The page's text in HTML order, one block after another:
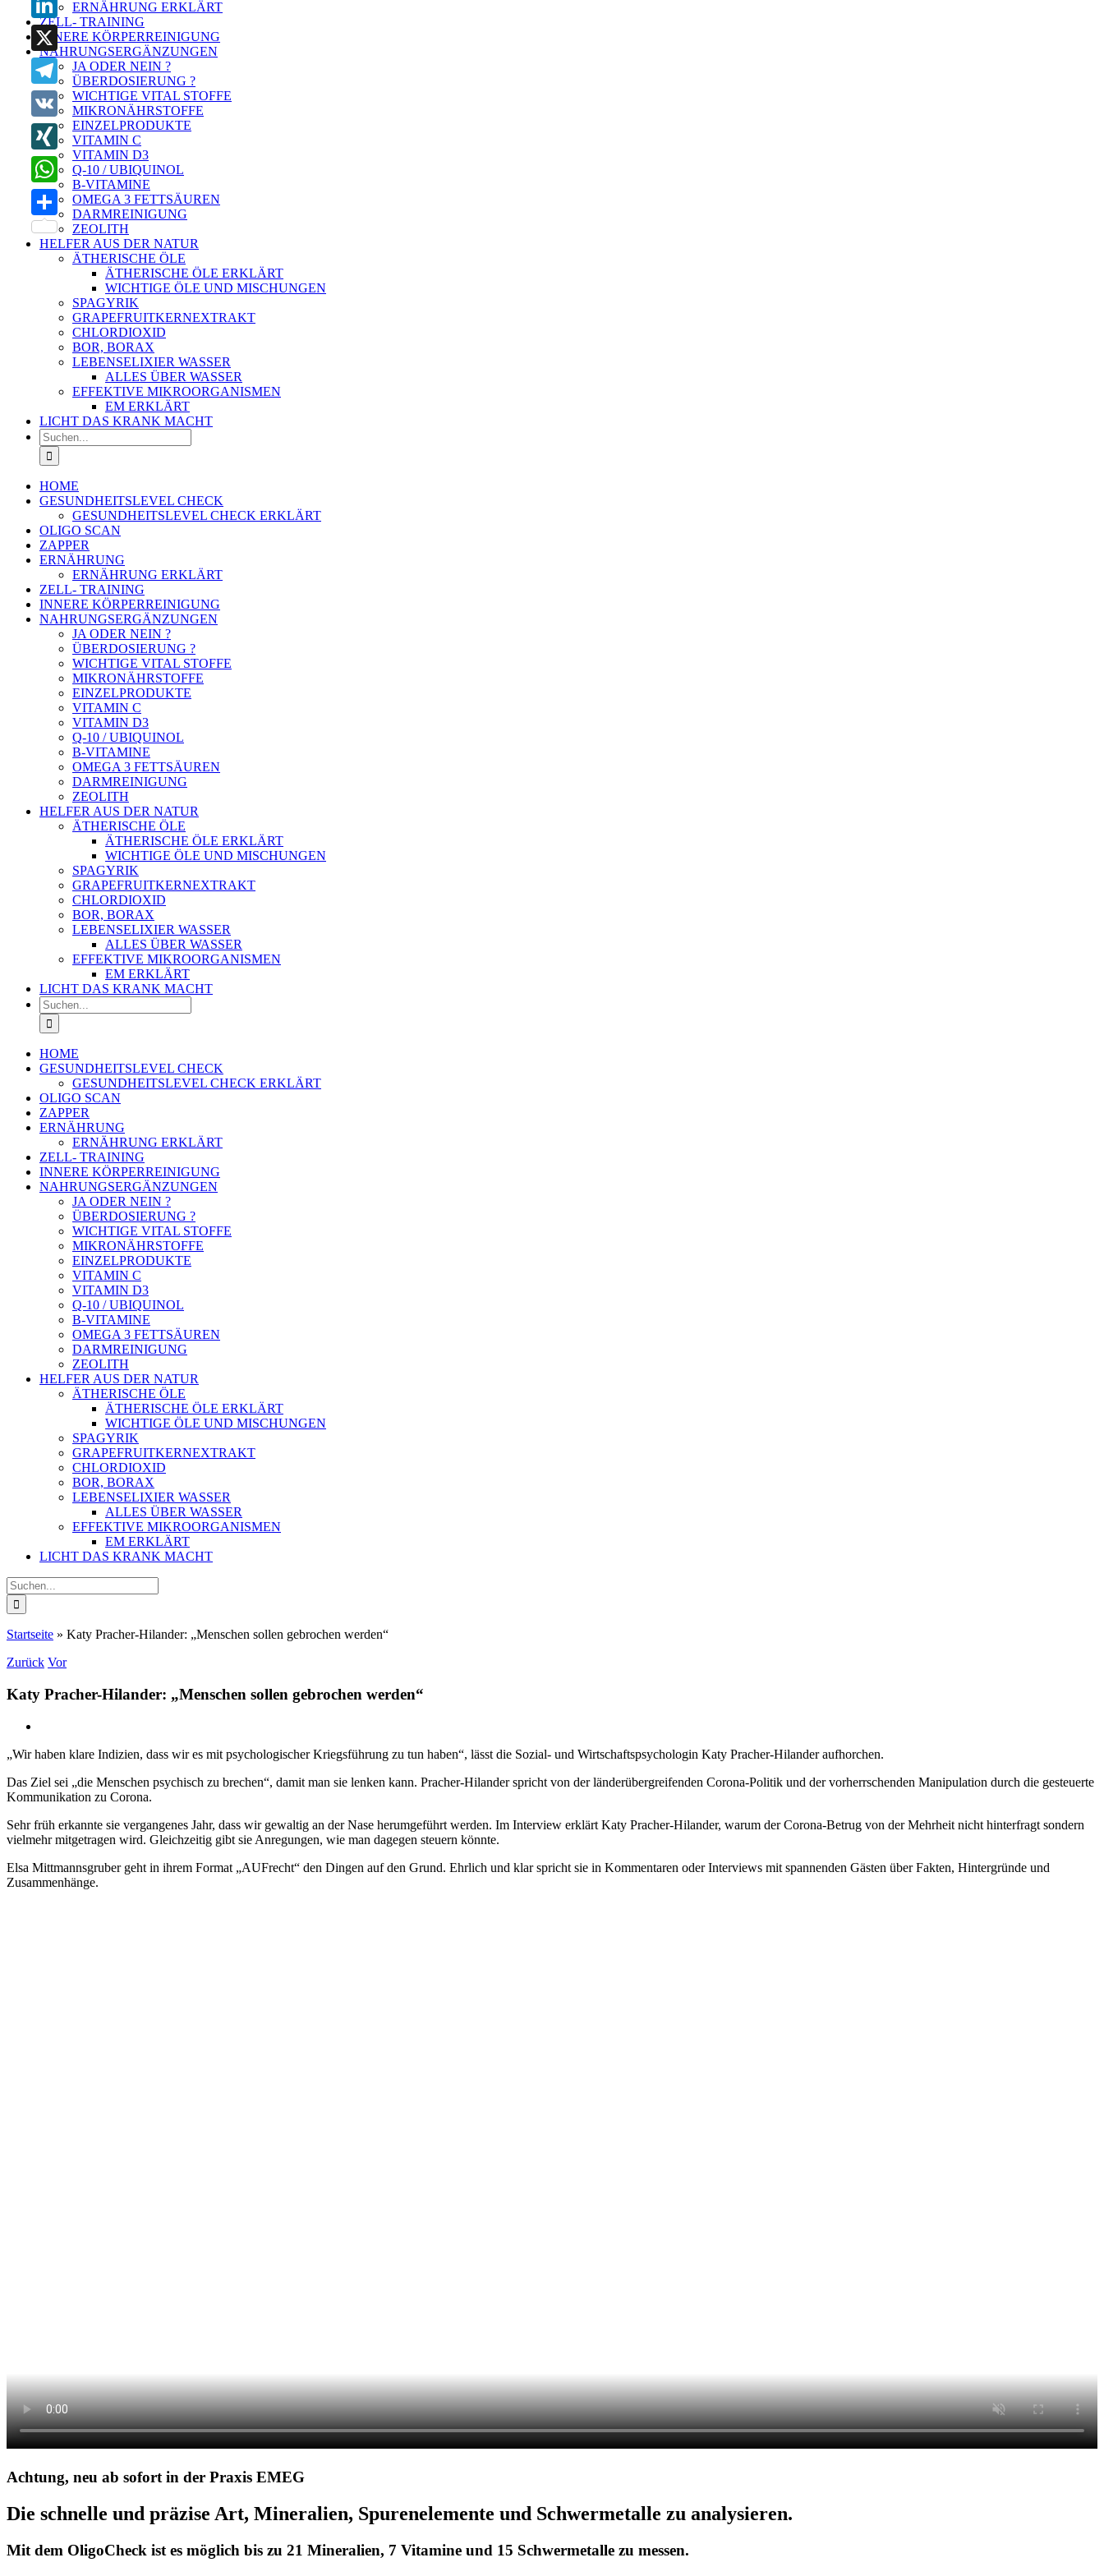
ERNÄHRUNG ERKLÄRT
ZELL- TRAINING
INNERE KÖRPERREINIGUNG
NAHRUNGSERGÄNZUNGEN
JA ODER NEIN ?
ÜBERDOSIERUNG ?
WICHTIGE VITAL STOFFE
MIKRONÄHRSTOFFE
EINZELPRODUKTE
VITAMIN C
VITAMIN D3
Q-10 / UBIQUINOL
B-VITAMINE
OMEGA 3 FETTSÄUREN
DARMREINIGUNG
ZEOLITH
HELFER AUS DER NATUR
ÄTHERISCHE ÖLE
ÄTHERISCHE ÖLE ERKLÄRT
WICHTIGE ÖLE UND MISCHUNGEN
SPAGYRIK
GRAPEFRUITKERNEXTRAKT
CHLORDIOXID
BOR, BORAX
LEBENSELIXIER WASSER
ALLES ÜBER WASSER
EFFEKTIVE MIKROORGANISMEN
EM ERKLÄRT
LICHT DAS KRANK MACHT
Suche
nach:
HOME
GESUNDHEITSLEVEL CHECK
GESUNDHEITSLEVEL CHECK ERKLÄRT
OLIGO SCAN
ZAPPER
ERNÄHRUNG
ERNÄHRUNG ERKLÄRT
ZELL- TRAINING
INNERE KÖRPERREINIGUNG
NAHRUNGSERGÄNZUNGEN
JA ODER NEIN ?
ÜBERDOSIERUNG ?
WICHTIGE VITAL STOFFE
MIKRONÄHRSTOFFE
EINZELPRODUKTE
VITAMIN C
VITAMIN D3
Q-10 / UBIQUINOL
B-VITAMINE
OMEGA 3 FETTSÄUREN
DARMREINIGUNG
ZEOLITH
HELFER AUS DER NATUR
ÄTHERISCHE ÖLE
ÄTHERISCHE ÖLE ERKLÄRT
WICHTIGE ÖLE UND MISCHUNGEN
SPAGYRIK
GRAPEFRUITKERNEXTRAKT
CHLORDIOXID
BOR, BORAX
LEBENSELIXIER WASSER
ALLES ÜBER WASSER
EFFEKTIVE MIKROORGANISMEN
EM ERKLÄRT
LICHT DAS KRANK MACHT
Suche
nach:
HOME
GESUNDHEITSLEVEL CHECK
GESUNDHEITSLEVEL CHECK ERKLÄRT
OLIGO SCAN
ZAPPER
ERNÄHRUNG
ERNÄHRUNG ERKLÄRT
ZELL- TRAINING
INNERE KÖRPERREINIGUNG
NAHRUNGSERGÄNZUNGEN
JA ODER NEIN ?
ÜBERDOSIERUNG ?
WICHTIGE VITAL STOFFE
MIKRONÄHRSTOFFE
EINZELPRODUKTE
VITAMIN C
VITAMIN D3
Q-10 / UBIQUINOL
B-VITAMINE
OMEGA 3 FETTSÄUREN
DARMREINIGUNG
ZEOLITH
HELFER AUS DER NATUR
ÄTHERISCHE ÖLE
ÄTHERISCHE ÖLE ERKLÄRT
WICHTIGE ÖLE UND MISCHUNGEN
SPAGYRIK
GRAPEFRUITKERNEXTRAKT
CHLORDIOXID
BOR, BORAX
LEBENSELIXIER WASSER
ALLES ÜBER WASSER
EFFEKTIVE MIKROORGANISMEN
EM ERKLÄRT
LICHT DAS KRANK MACHT
Suche
nach:
Startseite » Katy Pracher-Hilander: „Menschen sollen gebrochen werden“
Zurück Vor
Katy Pracher-Hilander: „Menschen sollen gebrochen werden“
Bild
„Wir haben klare Indizien, dass wir es mit psychologischer Kriegsführung zu tun haben“, lässt die Sozial- und Wirtschaftspsychologin Katy Pracher-Hilander aufhorchen.
Das Ziel sei „die Menschen psychisch zu brechen“, damit man sie lenken kann. Pracher-Hilander spricht von der länderübergreifenden Corona-Politik und der vorherrschenden Manipulation durch die gesteuerte
Kommunikation zu Corona.
Sehr früh erkannte sie vergangenes Jahr, dass wir gewaltig an der Nase herumgeführt werden. Im Interview erklärt Katy Pracher-Hilander, warum der Corona-Betrug von der Mehrheit nicht hinterfragt sondern
vielmehr mitgetragen wird. Gleichzeitig gibt sie Anregungen, wie man dagegen steuern könnte.
Elsa Mittmannsgruber geht in ihrem Format „AUFrecht“ den Dingen auf den Grund. Ehrlich und klar spricht sie in Kommentaren oder Interviews mit spannenden Gästen über Fakten, Hintergründe und
Zusammenhänge.
Achtung, neu ab sofort in der Praxis EMEG
Die schnelle und präzise Art, Mineralien, Spurenelemente und Schwermetalle zu analysieren.
Mit dem OligoCheck ist es möglich bis zu 21 Mineralien, 7 Vitamine und 15 Schwermetalle zu messen.
LinkedIn
X
Telegram
VK
XING
WhatsApp
Teilen